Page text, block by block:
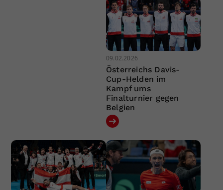
09.02.2026
Österreichs Davis-
Cup-Helden im
Kampf ums
Finalturnier gegen
Belgien